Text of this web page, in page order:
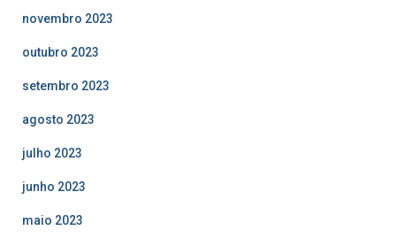
novembro 2023
outubro 2023
setembro 2023
agosto 2023
julho 2023
junho 2023
maio 2023